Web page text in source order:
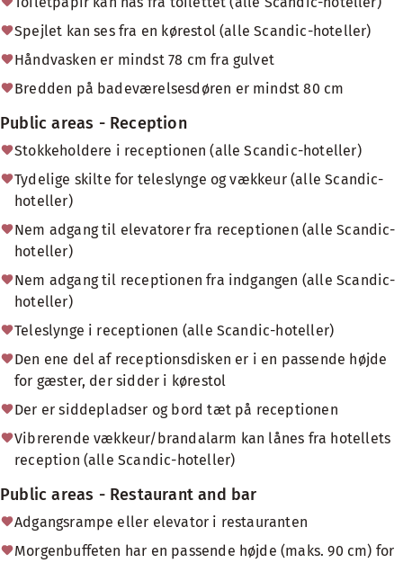
Spejlet kan ses fra en kørestol (alle Scandic-hoteller)
Håndvasken er mindst 78 cm fra gulvet
Bredden på badeværelsesdøren er mindst 80 cm
Public areas - Reception
Stokkeholdere i receptionen (alle Scandic-hoteller)
Tydelige skilte for teleslynge og vækkeur (alle Scandic-
hoteller)
Nem adgang til elevatorer fra receptionen (alle Scandic-
hoteller)
Nem adgang til receptionen fra indgangen (alle Scandic-
hoteller)
Teleslynge i receptionen (alle Scandic-hoteller)
Den ene del af receptionsdisken er i en passende højde
for gæster, der sidder i kørestol
Der er siddepladser og bord tæt på receptionen
Vibrerende vækkeur/brandalarm kan lånes fra hotellets
reception (alle Scandic-hoteller)
Public areas - Restaurant and bar
Adgangsrampe eller elevator i restauranten
Morgenbuffeten har en passende højde (maks. 90 cm) for